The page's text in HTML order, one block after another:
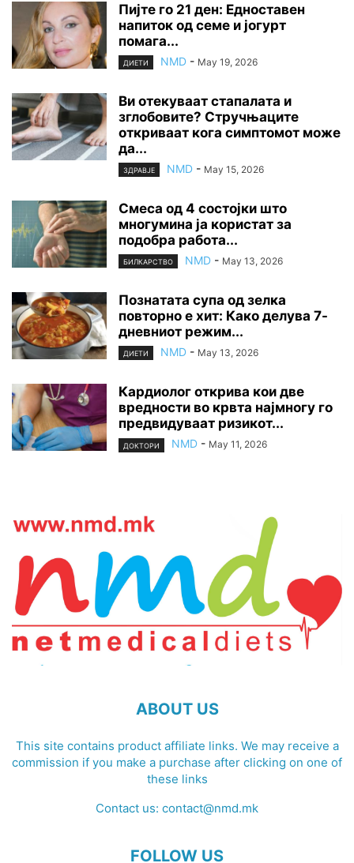
Пијте го 21 ден: Едноставен
напиток од семе и јогурт
помага...
ДИЕТИ NMD - May 19, 2026
Ви отекуваат стапалата и
зглобовите? Стручњаците
откриваат кога симптомот може
да...
ЗДРАВЈЕ NMD - May 15, 2026
Смеса од 4 состојки што
многумина ја користат за
подобра работа...
БИЛКАРСТВО NMD - May 13, 2026
Познатата супа од зелка
повторно е хит: Како делува 7-
дневниот режим...
ДИЕТИ NMD - May 13, 2026
Кардиолог открива кои две
вредности во крвта најмногу го
предвидуваат ризикот...
ДОКТОРИ NMD - May 11, 2026
ABOUT US
This site contains product affiliate links. We may receive a
commission if you make a purchase after clicking on one of
these links
Contact us: contact@nmd.mk
FOLLOW US